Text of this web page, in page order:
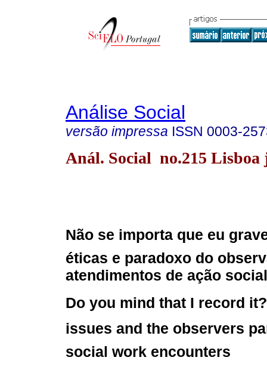
Análise Social
versão impressa ISSN 0003-
Anál. Social no.215 Lisboa
Não se importa que eu
éticas e paradoxo do
atendimentos de ação social
Do you mind that I record
issues and the observers
social work encounters